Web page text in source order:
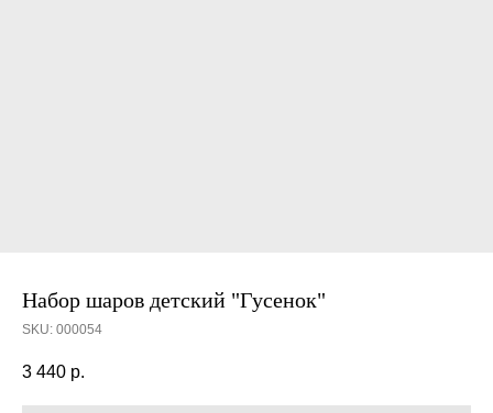
Набор шаров детский "Гусенок"
SKU: 000054
3 440 р.